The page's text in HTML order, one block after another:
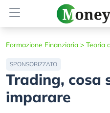
Formazione Finanziaria > Teoria
SPONSORIZZATO
Trading, cosa
imparare